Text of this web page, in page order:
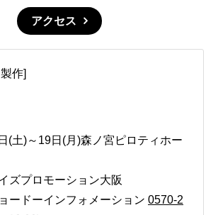
アクセス
作]
(土)～19日(月)森ノ宮ピロティホー
ズプロモーション大阪
ードーインフォメーション 0570-2